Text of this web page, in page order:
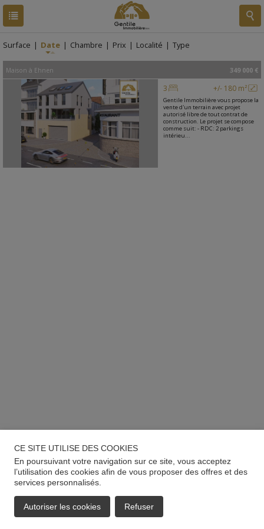
RESULTATS
Surface | Date | Chambre | Prix | Localité | Type
Maison à Ehnen 349 000 €
+/- 180 m²
3
Gentile Immobilière vous propose la
vente d'un terrain avec projet
autorisé libre de tout contrat de
construction. Le projet se compose
comme suit: - RDC: 2 parkings
intérieu...
CE SITE UTILISE DES COOKIES
En poursuivant votre navigation sur ce site, vous acceptez
l’utilisation des cookies afin de vous proposer des offres et des
services personnalisés.
Autoriser les cookies Refuser